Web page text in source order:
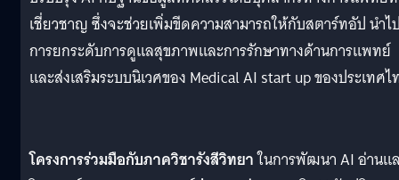
เชี่ยวชาญ ซึ่งจะช่วยเพิ่มขีดความสามารถให้กับสตาร์ทอัป นำไ
การยกระดับการดูแลสุขภาพและการรักษาทางด้านการแพทย์
และส่งเสริมระบบนิเวศของ Medical AI start up ของประเทศ
โครงการร่วมมือกับภาควิชารังสีวิทยาในการพัฒนา AI อ่านแ